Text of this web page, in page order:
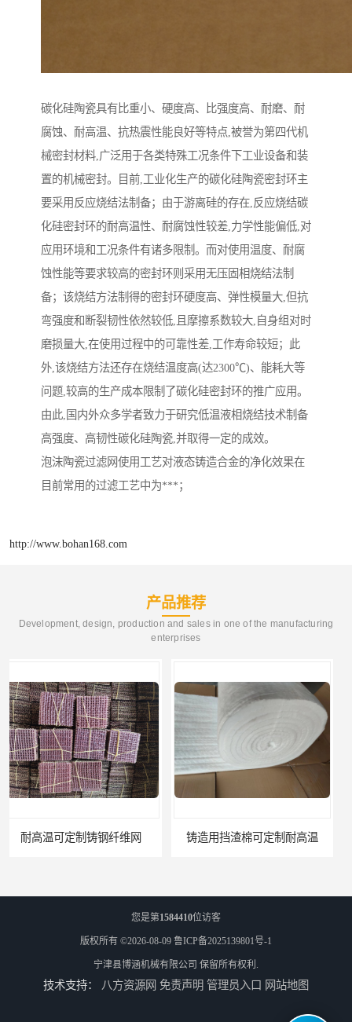
碳化硅陶瓷具有比重小、硬度高、比强度高、耐磨、耐
腐蚀、耐高温、抗热震性能良好等特点,被誉为第四代机
械密封材料,广泛用于各类特殊工况条件下工业设备和装
置的机械密封。目前,工业化生产的碳化硅陶瓷密封环主
要采用反应烧结法制备；由于游离硅的存在,反应烧结碳
化硅密封环的耐高温性、耐腐蚀性较差,力学性能偏低,对
应用环境和工况条件有诸多限制。而对使用温度、耐腐
蚀性能等要求较高的密封环则采用无压固相烧结法制
备；该烧结方法制得的密封环硬度高、弹性模量大,但抗
弯强度和断裂韧性依然较低,且摩擦系数较大,自身组对时
磨损量大,在使用过程中的可靠性差,工作寿命较短；此
外,该烧结方法还存在烧结温度高(达2300℃)、能耗大等
问题,较高的生产成本限制了碳化硅密封环的推广应用。
由此,国内外众多学者致力于研究低温液相烧结技术制备
高强度、高韧性碳化硅陶瓷,并取得一定的成效。
泡沫陶瓷过滤网使用工艺对液态铸造合金的净化效果在
目前常用的过滤工艺中为***；
http://www.bohan168.com
产品推荐
Development, design, production and sales in one of the manufacturing
enterprises
铸造用挡渣棉可定制耐高温 西安铸造过滤网
您是第1584410位访客
版权所有 ©2026-08-09 鲁ICP备2025139801号-1
宁津县博涵机械有限公司 保留所有权利.
技术支持： 八方资源网 免责声明 管理员入口 网站地图